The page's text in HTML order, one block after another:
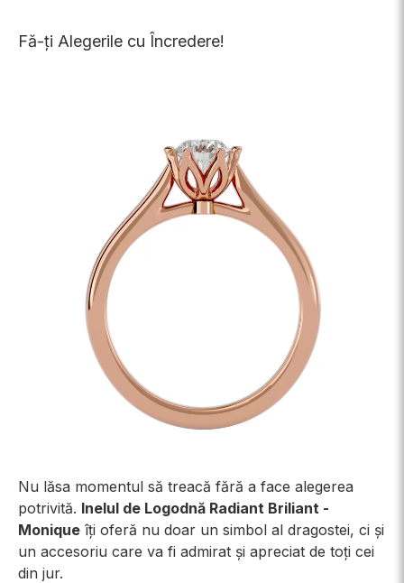
Fă-ți Alegerile cu Încredere!
Nu lăsa momentul să treacă fără a face alegerea
potrivită. Inelul de Logodnă Radiant Briliant -
Monique îți oferă nu doar un simbol al dragostei, ci și
un accesoriu care va fi admirat și apreciat de toți cei
din jur.